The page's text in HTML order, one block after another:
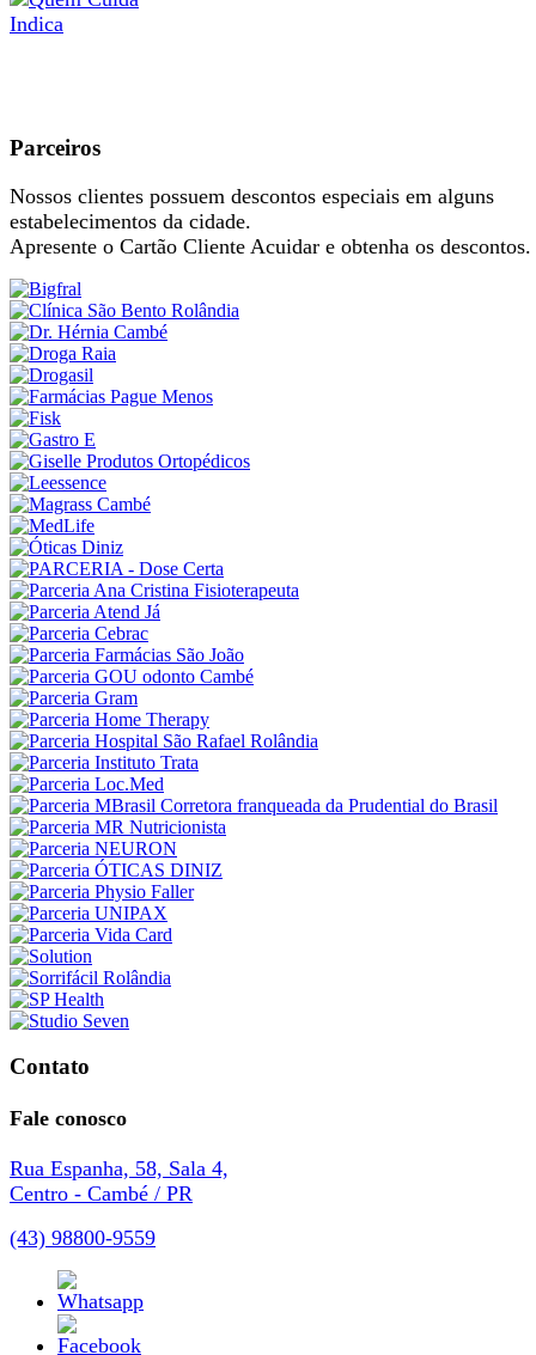
Parceiros
Nossos clientes possuem descontos especiais em alguns
estabelecimentos da cidade.
Apresente o Cartão Cliente Acuidar e obtenha os descontos.
Contato
Fale conosco
Rua Espanha, 58, Sala 4,
Centro - Cambé / PR
(43) 98800-9559